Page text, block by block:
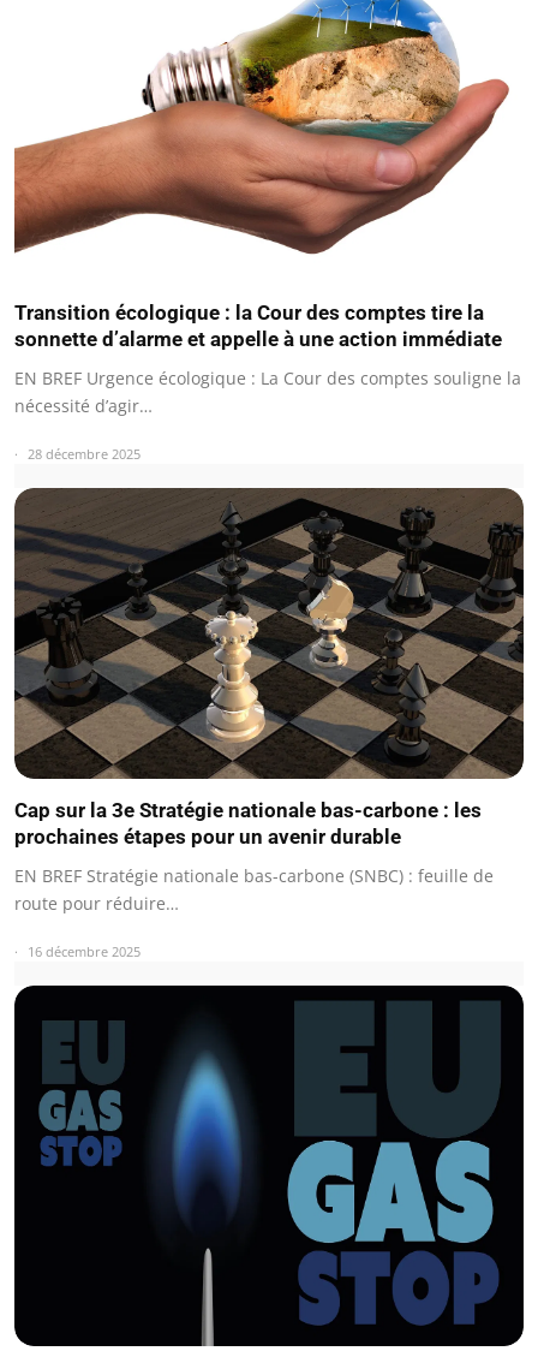
Transition écologique : la Cour des comptes tire la
sonnette d’alarme et appelle à une action immédiate
EN BREF Urgence écologique : La Cour des comptes souligne la
nécessité d’agir…
28 décembre 2025
Cap sur la 3e Stratégie nationale bas-carbone : les
prochaines étapes pour un avenir durable
EN BREF Stratégie nationale bas-carbone (SNBC) : feuille de
route pour réduire…
16 décembre 2025